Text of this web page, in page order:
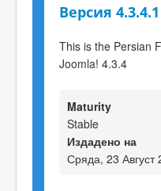
Версия 4.3.4.1
This is the Persian
Joomla! 4.3.4
Maturity
Stable
Издадено на
Сряда, 23 Август